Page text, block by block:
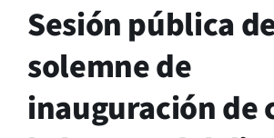
Sesión pública
solemne de
inauguración de